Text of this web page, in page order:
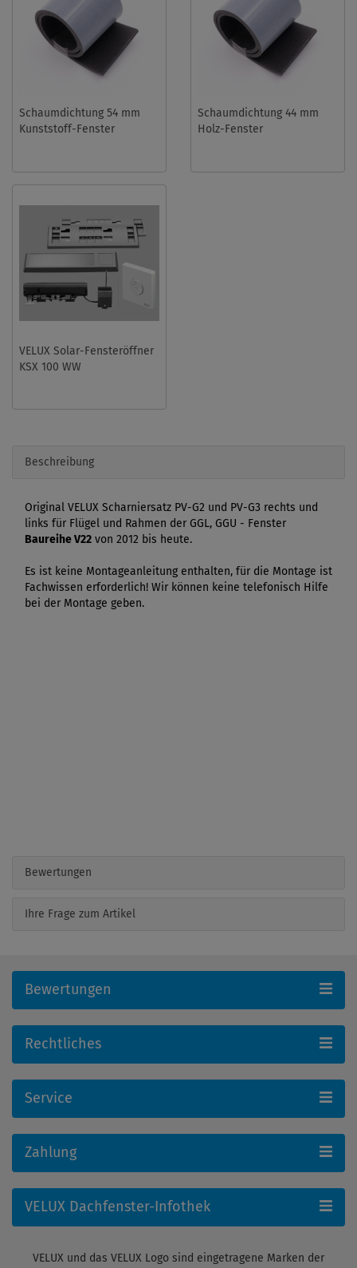
Schaumdichtung 54 mm
Kunststoff-Fenster
Schaumdichtung 44 mm
Holz-Fenster
VELUX Solar-Fensteröffner
KSX 100 WW
Beschreibung
Original VELUX Scharniersatz PV-G2 und PV-G3 rechts und
links für Flügel und Rahmen der GGL, GGU - Fenster
Baureihe V22 von 2012 bis heute.
Es ist keine Montageanleitung enthalten, für die Montage ist
Fachwissen erforderlich! Wir können keine telefonisch Hilfe
bei der Montage geben.
Bewertungen
Ihre Frage zum Artikel
Bewertungen
Rechtliches
Service
Zahlung
VELUX Dachfenster-Infothek
VELUX und das VELUX Logo sind eingetragene Marken der